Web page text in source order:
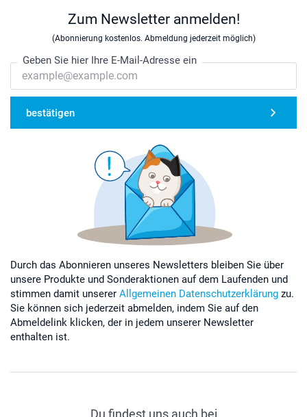
Zum Newsletter anmelden!
(Abonnierung kostenlos. Abmeldung jederzeit möglich)
Geben Sie hier Ihre E-Mail-Adresse ein
bestätigen
Durch das Abonnieren unseres Newsletters bleiben Sie über
unsere Produkte und Sonderaktionen auf dem Laufenden und
stimmen damit unserer Allgemeinen Datenschutzerklärung zu.
Sie können sich jederzeit abmelden, indem Sie auf den
Abmeldelink klicken, der in jedem unserer Newsletter
enthalten ist.